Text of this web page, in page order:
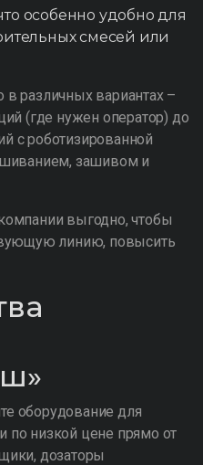
особенно удобно для
смесей или
различных вариантах –
(где нужен оператор) до
с роботизированной
зашивом и
выгодно, чтобы
линию, повысить
оборудование для
низкой цене прямо от
дозаторы